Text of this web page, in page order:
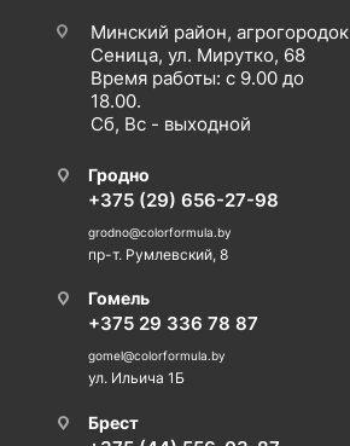
Минский район, агрогородок
Сеница, ул. Мирутко, 68
Время работы: с 9.00 до
18.00.
Сб, Вс - выходной
Гродно
+375 (29) 656-27-98
grodno@colorformula.by
пр-т. Румлевский, 8
Гомель
+375 29 336 78 87
gomel@colorformula.by
ул. Ильича 1Б
Брест